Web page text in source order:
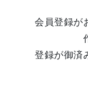
会員登録が
登録が御済